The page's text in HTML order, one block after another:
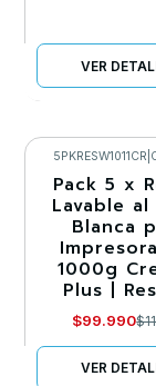
VER
-10%
Agotado
5PKRESW1011CR
Pack 5 x
Lavable al
Blanca
1000g
Plus |
$99.990
VER